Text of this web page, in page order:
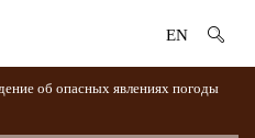
EN
об опасных явлениях погоды